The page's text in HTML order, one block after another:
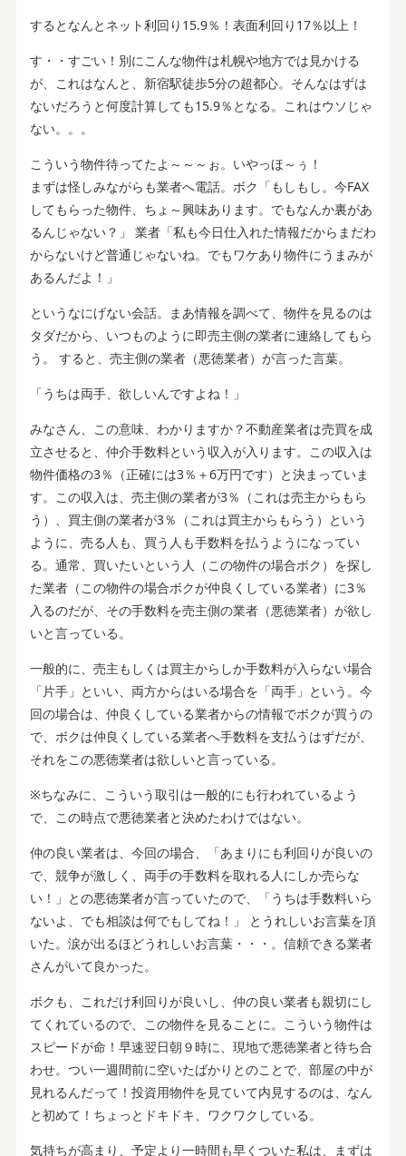
するとなんとネット利回り15.9％！表面利回り17％以上！
す・・すごい！別にこんな物件は札幌や地方では見かける
が、これはなんと、新宿駅徒歩5分の超都心。そんなはずは
ないだろうと何度計算しても15.9％となる。これはウソじゃ
ない。。。
こういう物件待ってたよ～～～ぉ。いやっほ～ぅ！
まずは怪しみながらも業者へ電話。ボク「もしもし。今FAX
してもらった物件、ちょ～興味あります。でもなんか裏があ
るんじゃない？」 業者「私も今日仕入れた情報だからまだわ
からないけど普通じゃないね。でもワケあり物件にうまみが
あるんだよ！」
というなにげない会話。まあ情報を調べて、物件を見るのは
タダだから、いつものように即売主側の業者に連絡してもら
う。 すると、売主側の業者（悪徳業者）が言った言葉。
「うちは両手、欲しいんですよね！」
みなさん、この意味、わかりますか？不動産業者は売買を成
立させると、仲介手数料という収入が入ります。この収入は
物件価格の3％（正確には3％＋6万円です）と決まっていま
す。この収入は、売主側の業者が3％（これは売主からもら
う）、買主側の業者が3％（これは買主からもらう）という
ように、売る人も、買う人も手数料を払うようになってい
る。通常、買いたいという人（この物件の場合ボク）を探し
た業者（この物件の場合ボクが仲良くしている業者）に3％
入るのだが、その手数料を売主側の業者（悪徳業者）が欲し
いと言っている。
一般的に、売主もしくは買主からしか手数料が入らない場合
「片手」といい、両方からはいる場合を「両手」という。今
回の場合は、仲良くしている業者からの情報でボクが買うの
で、ボクは仲良くしている業者へ手数料を支払うはずだが、
それをこの悪徳業者は欲しいと言っている。
※ちなみに、こういう取引は一般的にも行われているよう
で、この時点で悪徳業者と決めたわけではない。
仲の良い業者は、今回の場合、「あまりにも利回りが良いの
で、競争が激しく、両手の手数料を取れる人にしか売らな
い！」との悪徳業者が言っていたので、「うちは手数料いら
ないよ、でも相談は何でもしてね！」 とうれしいお言葉を頂
いた。涙が出るほどうれしいお言葉・・・。信頼できる業者
さんがいて良かった。
ボクも、これだけ利回りが良いし、仲の良い業者も親切にし
てくれているので、この物件を見ることに。こういう物件は
スピードが命！早速翌日朝９時に、現地で悪徳業者と待ち合
わせ。つい一週間前に空いたばかりとのことで、部屋の中が
見れるんだって！投資用物件を見ていて内見するのは、なん
と初めて！ちょっとドキドキ、ワクワクしている。
気持ちが高まり、予定より一時間も早くついた私は、まずは